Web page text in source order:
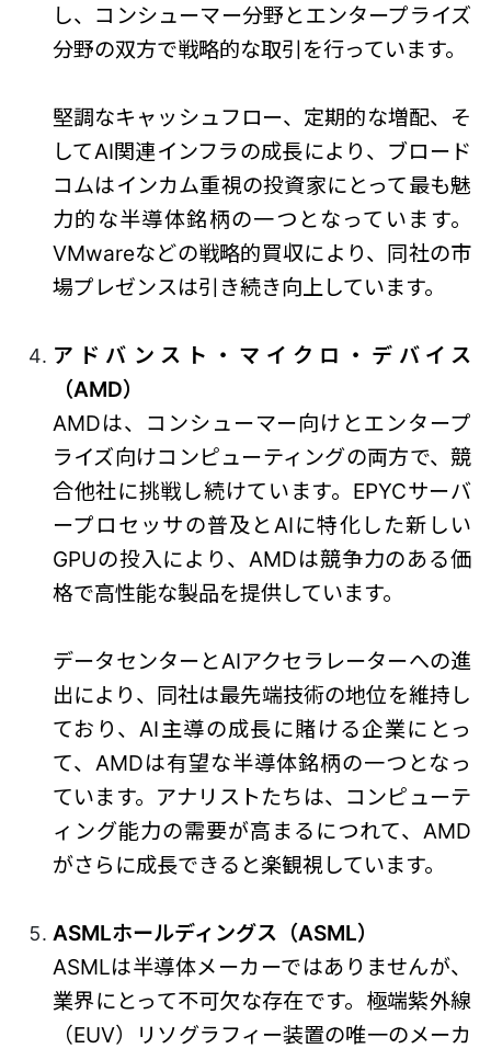
し、コンシューマー分野とエンタープライズ
分野の双方で戦略的な取引を行っています。
堅調なキャッシュフロー、定期的な増配、そ
してAI関連インフラの成長により、ブロード
コムはインカム重視の投資家にとって最も魅
力的な半導体銘柄の一つとなっています。
VMwareなどの戦略的買収により、同社の市
場プレゼンスは引き続き向上しています。
アドバンスト・マイクロ・デバイス
（AMD）
AMDは、コンシューマー向けとエンタープ
ライズ向けコンピューティングの両方で、競
合他社に挑戦し続けています。EPYCサーバ
ープロセッサの普及とAIに特化した新しい
GPUの投入により、AMDは競争力のある価
格で高性能な製品を提供しています。
データセンターとAIアクセラレーターへの進
出により、同社は最先端技術の地位を維持し
ており、AI主導の成長に賭ける企業にとっ
て、AMDは有望な半導体銘柄の一つとなっ
ています。アナリストたちは、コンピューテ
ィング能力の需要が高まるにつれて、AMD
がさらに成長できると楽観視しています。
ASMLホールディングス（ASML）
ASMLは半導体メーカーではありませんが、
業界にとって不可欠な存在です。極端紫外線
（EUV）リソグラフィー装置の唯一のメーカ